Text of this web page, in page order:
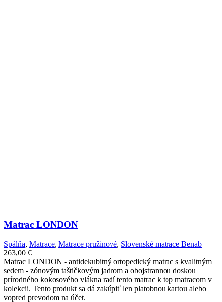
Matrac LONDON
Spálňa, Matrace, Matrace pružinové, Slovenské matrace Benab
263,00 €
Matrac LONDON - antidekubitný ortopedický matrac s kvalitným
sedem - zónovým taštičkovým jadrom a obojstrannou doskou
prírodného kokosového vlákna radí tento matrac k top matracom v
kolekcii. Tento produkt sa dá zakúpiť len platobnou kartou alebo
vopred prevodom na účet.